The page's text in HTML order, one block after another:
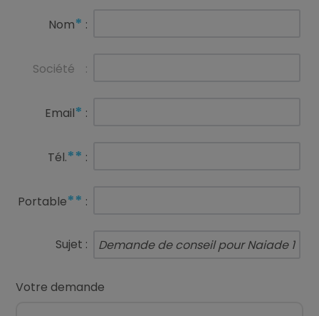
Nom* :
Société :
Email* :
Tél.** :
Portable** :
Sujet :
Votre demande